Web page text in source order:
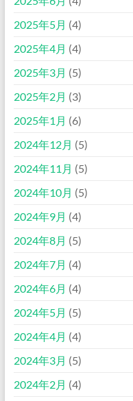
2025年5月 (4)
2025年4月 (4)
2025年3月 (5)
2025年2月 (3)
2025年1月 (6)
2024年12月 (5)
2024年11月 (5)
2024年10月 (5)
2024年9月 (4)
2024年8月 (5)
2024年7月 (4)
2024年6月 (4)
2024年5月 (5)
2024年4月 (4)
2024年3月 (5)
2024年2月 (4)